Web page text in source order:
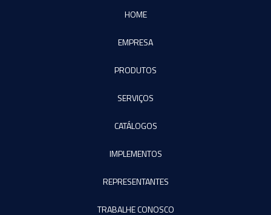
HOME
EMPRESA
PRODUTOS
SERVIÇOS
CATÁLOGOS
IMPLEMENTOS
REPRESENTANTES
TRABALHE CONOSCO